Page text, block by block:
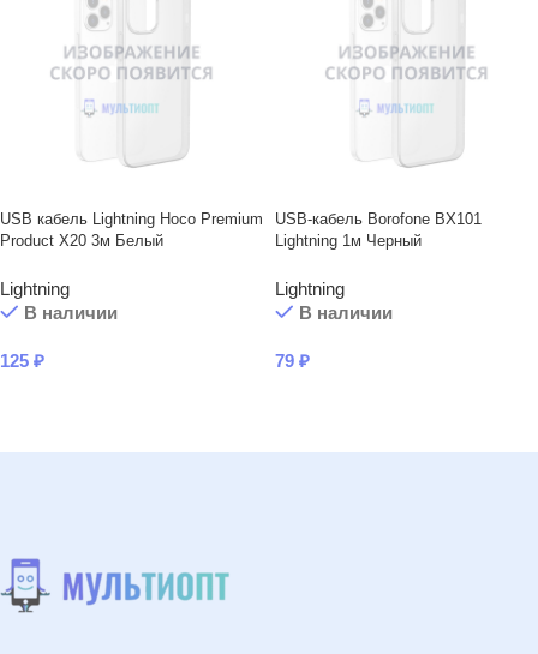
USB кабель Lightning Hoco Premium
Product X20 3м Белый
Lightning
В наличии
125 ₽
USB-кабель Borofone BX101
Lightning 1м Черный
Lightning
В наличии
79 ₽